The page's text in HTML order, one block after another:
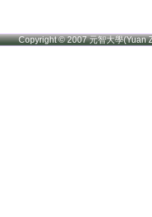
Copyright © 2007 元智大學(Yuan